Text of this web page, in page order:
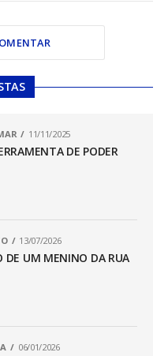
11/11/2025
DE PODER
13/07/2026
DE UM MENINO DA RUA
06/01/2026